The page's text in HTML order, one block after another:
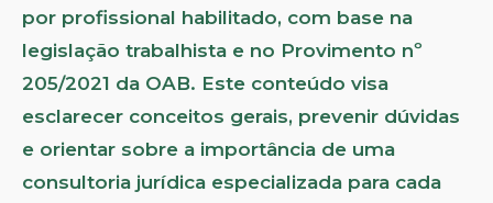
por profissional habilitado, com base na
legislação trabalhista e no Provimento nº
205/2021 da OAB. Este conteúdo visa
esclarecer conceitos gerais, prevenir dúvidas
e orientar sobre a importância de uma
consultoria jurídica especializada para cada